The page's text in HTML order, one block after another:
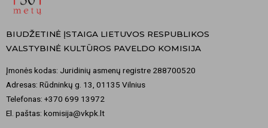
BIUDŽETINĖ ĮSTAIGA LIETUVOS RESPUBLIKOS
VALSTYBINĖ KULTŪROS PAVELDO KOMISIJA
Įmonės kodas: Juridinių asmenų registre 288700520
Adresas: Rūdninkų g. 13, 01135 Vilnius
Telefonas: +370 699 13972
El. paštas: komisija@vkpk.lt